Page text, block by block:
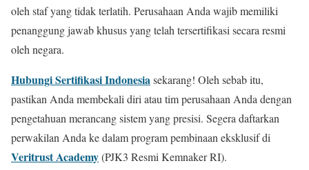
oleh staf yang tidak terlatih. Perusahaan Anda wajib memiliki
penanggung jawab khusus yang telah tersertifikasi secara resmi
oleh negara.
Hubungi Sertifikasi Indonesiasekarang! Oleh sebab itu,
pastikan Anda membekali diri atau tim perusahaan Anda dengan
pengetahuan merancang sistem yang presisi. Segera daftarkan
perwakilan Anda ke dalam program pembinaan eksklusif di
Veritrust Academy(PJK3 Resmi Kemnaker RI).